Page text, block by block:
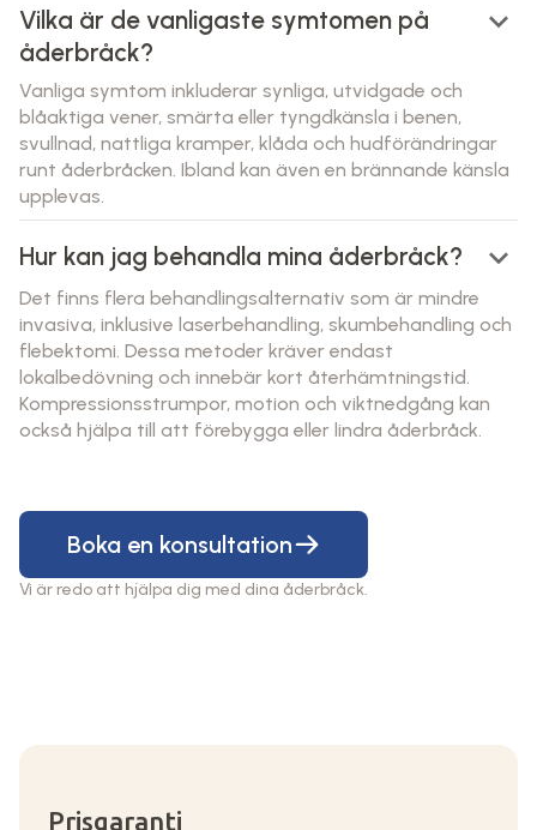
Vilka är de vanligaste symtomen på
åderbråck?
keyboard_arrow_down
Vanliga symtom inkluderar synliga, utvidgade och
blåaktiga vener, smärta eller tyngdkänsla i benen,
svullnad, nattliga kramper, klåda och hudförändringar
runt åderbråcken. Ibland kan även en brännande känsla
upplevas.
Hur kan jag behandla mina åderbråck? keyboard_arrow_down
Det finns flera behandlingsalternativ som är mindre
invasiva, inklusive laserbehandling, skumbehandling och
flebektomi. Dessa metoder kräver endast
lokalbedövning och innebär kort återhämtningstid.
Kompressionsstrumpor, motion och viktnedgång kan
också hjälpa till att förebygga eller lindra åderbråck.
Boka en konsultation
Vi är redo att hjälpa dig med dina åderbråck.
Prisgaranti